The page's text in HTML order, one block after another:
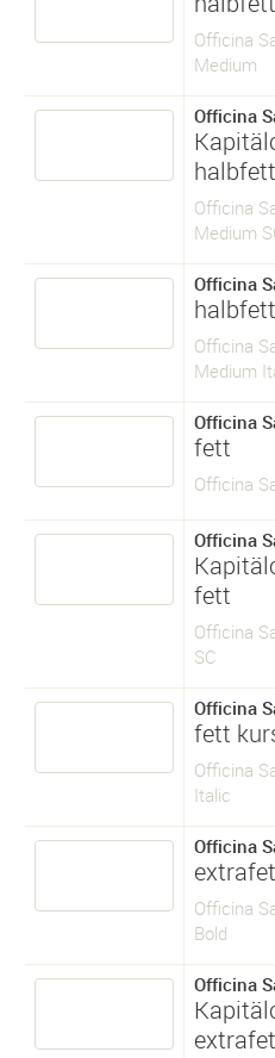
Officina
Medium
Officina
halbfett
Officina
Medium
Officina
Officina
Medium
Officina
fett
Officina
Officina
fett
Officina
SC
Officina
fett
Officina
Italic
Officina
Officina
Bold
Officina